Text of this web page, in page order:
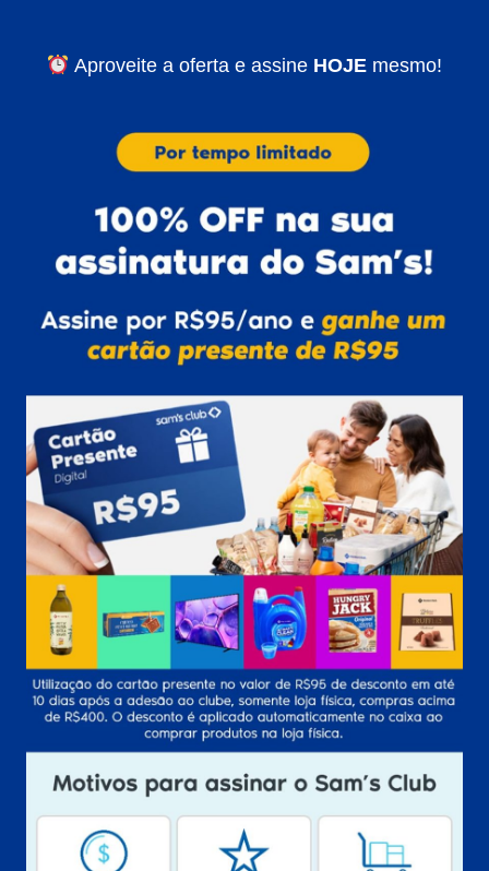
Aproveite a oferta e assineHOJEmesmo!